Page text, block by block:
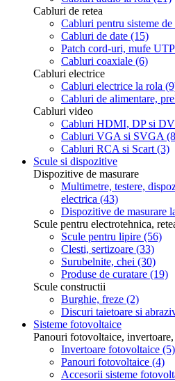
Cabluri de retea
Cabluri pentru sisteme de
Cabluri de date (15)
Patch cord-uri, mufe UTP
Cabluri coaxiale (6)
Cabluri electrice
Cabluri electrice la rola
Cabluri de alimentare,
Cabluri video
Cabluri HDMI, DP si
Cabluri VGA si SVGA
Cabluri RCA si Scart (3)
Scule si dispozitive
Dispozitive de masurare
Multimetre, testere,
electrica (43)
Dispozitive de masurare
Scule pentru electrotehnica,
Scule pentru lipire (56)
Clesti, sertizoare (33)
Surubelnite, chei (30)
Produse de curatare (19)
Scule constructii
Burghie, freze (2)
Discuri taietoare si
Sisteme fotovoltaice
Panouri fotovoltaice, invertoare,
Invertoare fotovoltaice (5)
Panouri fotovoltaice (4)
Accesorii sisteme